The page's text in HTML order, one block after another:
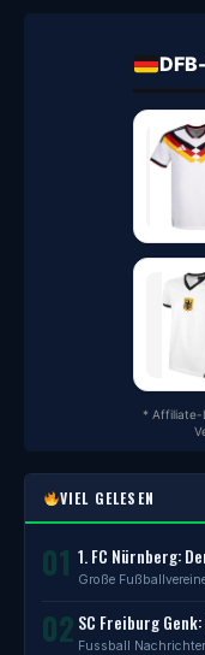
* Affiliate-
VIEL GELESEN
01 1. FC Nürnberg:
Große
02 SC Freiburg
Fussball